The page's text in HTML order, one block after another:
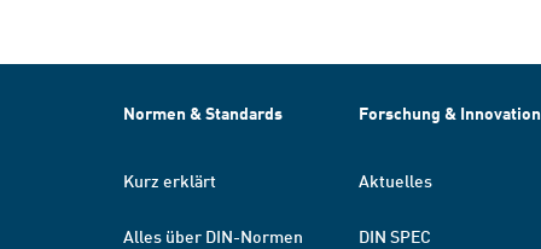
Normen & Standards
Kurz erklärt
Alles über DIN-Normen
Forschung & Innovation
Aktuelles
DIN SPEC